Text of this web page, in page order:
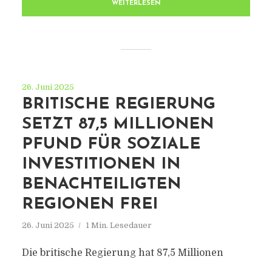
WEITERLESEN
26. Juni 2025
BRITISCHE REGIERUNG
SETZT 87,5 MILLIONEN
PFUND FÜR SOZIALE
INVESTITIONEN IN
BENACHTEILIGTEN
REGIONEN FREI
26. Juni 2025 1 Min. Lesedauer
Die britische Regierung hat 87,5 Millionen